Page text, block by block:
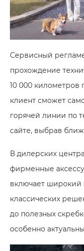
Сервисный
прохождение
10 000 километров
клиент сможет
горячей линии по
сайте, выбрав
В дилерских
фирменные
включает широкий
классических
до полезных
особенно